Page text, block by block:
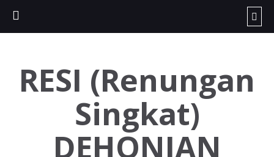
RESI (Renungan
Singkat)
DEHONIAN